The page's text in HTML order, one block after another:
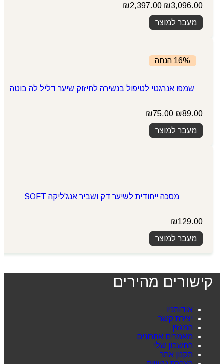
₪3,096.00
המחיר
המקורי
היה:
₪3,096.00.
₪2,397.00
מעבר למוצר
16% הנחה
שמפו אנרגטי לטיפול בנשירה לחיזוק שיער דליל לה בוטה
₪89.00
המחיר
המקורי
היה:
₪89.00.
₪75.00
מעבר למוצר
מסכה ייחודית לשיער דק ושביר אנג'ליקה SOFT
₪129.00
מעבר למוצר
קישורים מהירים
אודותניו
יצירת קשר
המגזין
מאמרים אחרונים
החשבון שלי
תקנון אתר